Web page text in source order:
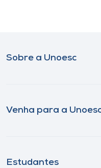
Sobre a Unoesc
Venha para a
Estudantes